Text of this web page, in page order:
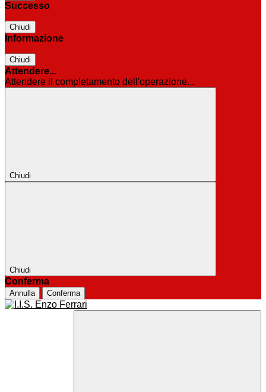
Successo
Chiudi
Informazione
Chiudi
Attendere...
Attendere il completamento dell'operazione...
Chiudi
Chiudi
Conferma
Annulla Conferma